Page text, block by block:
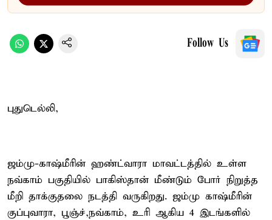
Follow Us
புதுடெல்லி,
ஜம்மு-காஷ்மீரின் ஹண்ட்வாரா மாவட்டத்தில் உள்ள
நவ்காம் பகுதியில் பாகிஸ்தான் மீண்டும் போர் நிறுத்த
மீறி தாக்குதலை நடத்தி வருகிறது. ஜம்மு காஷ்மீரின்
குப்புவாரா, பூஞ்ச்,நவ்காம், உரி ஆகிய 4 இடங்களில்